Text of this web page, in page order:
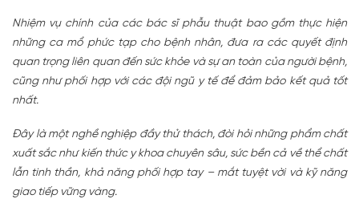
Nhiệm vụ chính của các bác sĩ phẫu thuật bao gồm thực hiện
những ca mổ phức tạp cho bệnh nhân, đưa ra các quyết định
quan trọng liên quan đến sức khỏe và sự an toàn của người bệnh,
cũng như phối hợp với các đội ngũ y tế để đảm bảo kết quả tốt
nhất.
Đây là một nghề nghiệp đầy thử thách, đòi hỏi những phẩm chất
xuất sắc như kiến thức y khoa chuyên sâu, sức bền cả về thể chất
lẫn tinh thần, khả năng phối hợp tay – mắt tuyệt vời và kỹ năng
giao tiếp vững vàng.